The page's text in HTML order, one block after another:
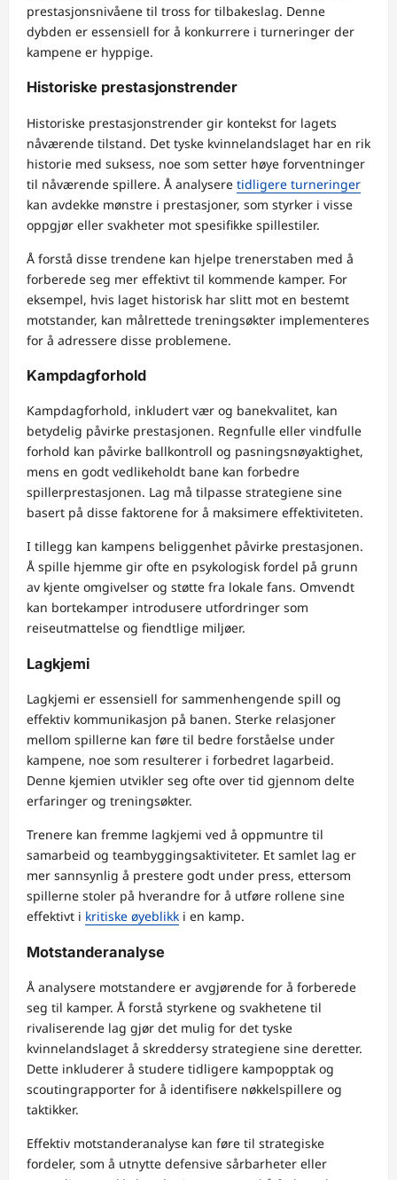
prestasjonsnivåene til tross for tilbakeslag. Denne
dybden er essensiell for å konkurrere i turneringer der
kampene er hyppige.
Historiske prestasjonstrender
Historiske prestasjonstrender gir kontekst for lagets
nåværende tilstand. Det tyske kvinnelandslaget har en rik
historie med suksess, noe som setter høye forventninger
til nåværende spillere. Å analysere tidligere turneringer
kan avdekke mønstre i prestasjoner, som styrker i visse
oppgjør eller svakheter mot spesifikke spillestiler.
Å forstå disse trendene kan hjelpe trenerstaben med å
forberede seg mer effektivt til kommende kamper. For
eksempel, hvis laget historisk har slitt mot en bestemt
motstander, kan målrettede treningsøkter implementeres
for å adressere disse problemene.
Kampdagforhold
Kampdagforhold, inkludert vær og banekvalitet, kan
betydelig påvirke prestasjonen. Regnfulle eller vindfulle
forhold kan påvirke ballkontroll og pasningsnøyaktighet,
mens en godt vedlikeholdt bane kan forbedre
spillerprestasjonen. Lag må tilpasse strategiene sine
basert på disse faktorene for å maksimere effektiviteten.
I tillegg kan kampens beliggenhet påvirke prestasjonen.
Å spille hjemme gir ofte en psykologisk fordel på grunn
av kjente omgivelser og støtte fra lokale fans. Omvendt
kan bortekamper introdusere utfordringer som
reiseutmattelse og fiendtlige miljøer.
Lagkjemi
Lagkjemi er essensiell for sammenhengende spill og
effektiv kommunikasjon på banen. Sterke relasjoner
mellom spillerne kan føre til bedre forståelse under
kampene, noe som resulterer i forbedret lagarbeid.
Denne kjemien utvikler seg ofte over tid gjennom delte
erfaringer og treningsøkter.
Trenere kan fremme lagkjemi ved å oppmuntre til
samarbeid og teambyggingsaktiviteter. Et samlet lag er
mer sannsynlig å prestere godt under press, ettersom
spillerne stoler på hverandre for å utføre rollene sine
effektivt i kritiske øyeblikk i en kamp.
Motstanderanalyse
Å analysere motstandere er avgjørende for å forberede
seg til kamper. Å forstå styrkene og svakhetene til
rivaliserende lag gjør det mulig for det tyske
kvinnelandslaget å skreddersy strategiene sine deretter.
Dette inkluderer å studere tidligere kampopptak og
scoutingrapporter for å identifisere nøkkelspillere og
taktikker.
Effektiv motstanderanalyse kan føre til strategiske
fordeler, som å utnytte defensive sårbarheter eller